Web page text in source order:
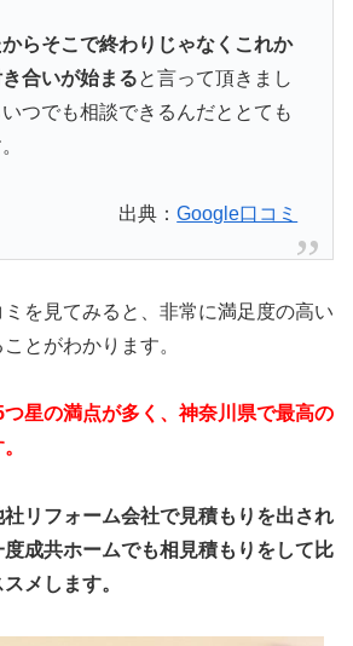
らそこで終わりじゃなくこれか
合いが始まると言って頂きまし
つでも相談できるんだととても
出典：Google口コミ
を見てみると、非常に満足度の高い
とがわかります。
星の満点が多く、神奈川県で最高の
リフォーム会社で見積もりを出され
成共ホームでも相見積もりをして比
メします。